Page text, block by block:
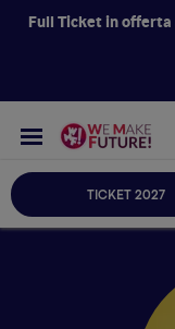
Full Ticket in offerta
TICKET 2027